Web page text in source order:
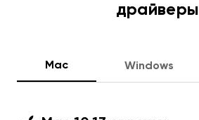
драйверы
Mac Windows